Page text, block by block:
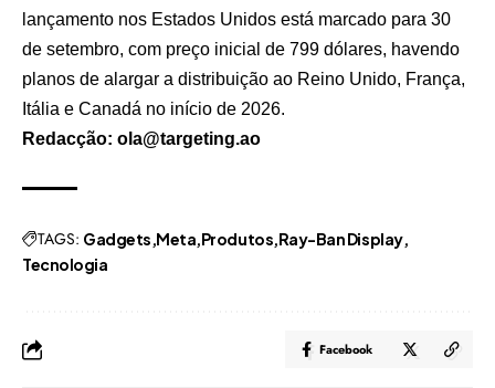
lançamento nos Estados Unidos está marcado para 30
de setembro, com preço inicial de 799 dólares, havendo
planos de alargar a distribuição ao Reino Unido, França,
Itália e Canadá no início de 2026.
Redacção: ola@targeting.ao
TAGS: Gadgets Meta Produtos Ray-Ban Display
Tecnologia
Facebook